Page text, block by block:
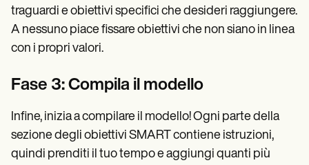
traguardi e obiettivi specifici che desideri raggiungere.
A nessuno piace fissare obiettivi che non siano in linea
con i propri valori.
Fase 3: Compila il modello
Infine, inizia a compilare il modello! Ogni parte della
sezione degli obiettivi SMART contiene istruzioni,
quindi prenditi il tuo tempo e aggiungi quanti più